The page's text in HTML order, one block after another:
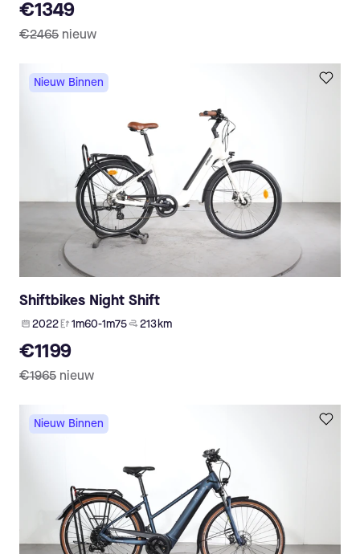
€1349
€2465 nieuw
Nieuw Binnen
Shiftbikes Night Shift
2022 1m60-1m75 213 km
€1199
€1965 nieuw
Nieuw Binnen